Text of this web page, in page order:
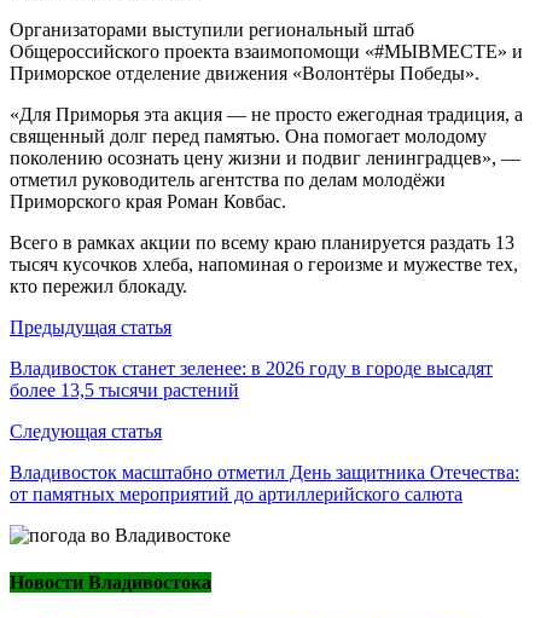
Организаторами выступили региональный штаб
Общероссийского проекта взаимопомощи «#МЫВМЕСТЕ» и
Приморское отделение движения «Волонтёры Победы».
«Для Приморья эта акция — не просто ежегодная традиция, а
священный долг перед памятью. Она помогает молодому
поколению осознать цену жизни и подвиг ленинградцев», —
отметил руководитель агентства по делам молодёжи
Приморского края Роман Ковбас.
Всего в рамках акции по всему краю планируется раздать 13
тысяч кусочков хлеба, напоминая о героизме и мужестве тех,
кто пережил блокаду.
Навигация
по
записям
Предыдущая статья
Владивосток станет зеленее: в 2026 году в городе высадят
более 13,5 тысячи растений
Следующая статья
Владивосток масштабно отметил День защитника Отечества:
от памятных мероприятий до артиллерийского салюта
Новости Владивостока